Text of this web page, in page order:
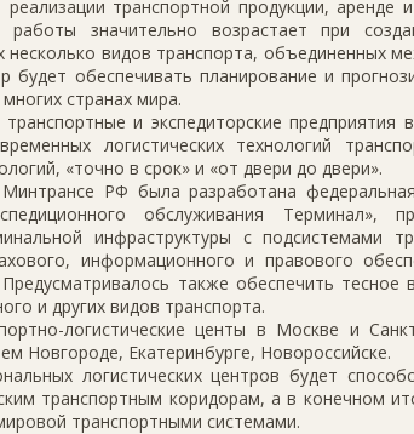
реализации транспортной продукции, аренде
работы значительно возрастает при
видов транспорта, объединенных
будет обеспечивать планирование и
странах мира.
и экспедиторские
логистических технологий
«точно в срок» и «от двери до двери».
РФ была разработана
обслуживания
инфраструктуры с подсистемами
информационного и правового
Предусматривалось также обеспечить
и других видов транспорта.
логистические центы в Москве и
Новгороде, Екатеринбурге, Новороссийске.
логистических центров будет
транспортным коридорам, а в конечном
транспортными системами.